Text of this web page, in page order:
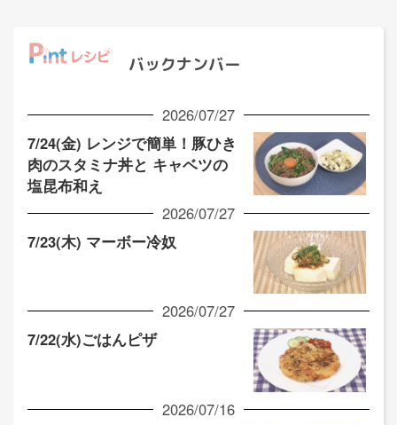
バックナンバー
2026/07/27
7/24(金) レンジで簡単！豚ひき
肉のスタミナ丼と キャベツの
塩昆布和え
2026/07/27
7/23(木) マーボー冷奴
2026/07/27
7/22(水)ごはんピザ
2026/07/16